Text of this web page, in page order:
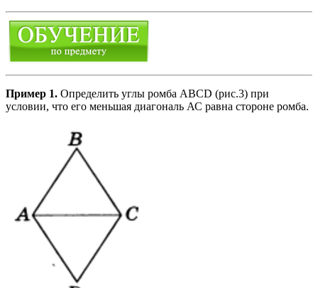
Пример 1. Определить углы ромба ABCD (рис.3) при
условии, что его меньшая диагональ АС равна стороне ромба.